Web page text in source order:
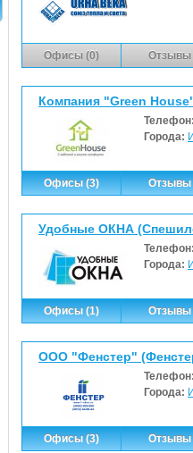
Офисы (0) Отзывы
Компания "Green
Города:
Офисы (3) Отзывы
Удобные ОКНА
Города:
Офисы (1) Отзывы
ООО "Фенстер"
Города:
Офисы (3) Отзывы